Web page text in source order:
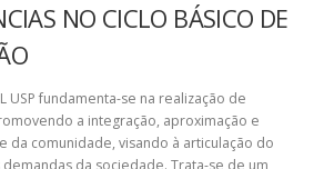
NO CICLO BÁSICO DE
USP fundamenta-se na realização de
a integração, aproximação e
da comunidade, visando à articulação do